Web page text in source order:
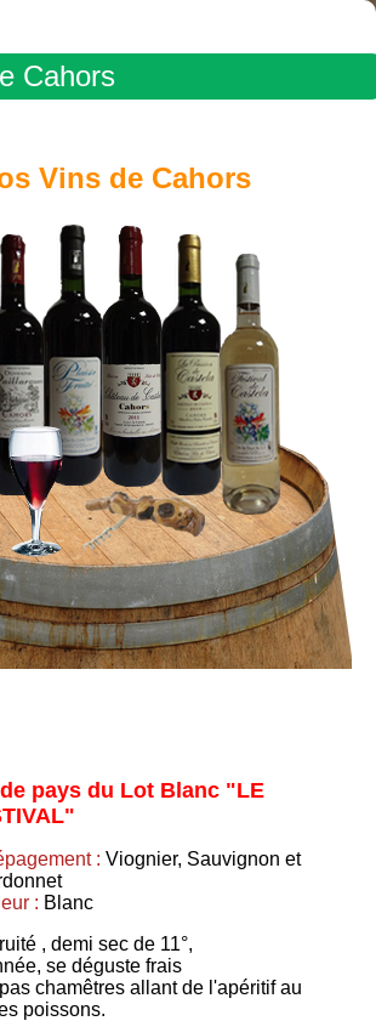
Cahors
Vins de Cahors
pays du Lot Blanc "LE
: Viognier, Sauvignon et
: Blanc
, demi sec de 11°,
se déguste frais
chamêtres allant de l'apéritif au
poissons.